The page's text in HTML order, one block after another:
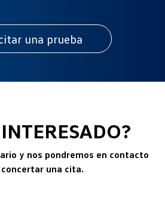
y nos pondremos en contacto
una cita.